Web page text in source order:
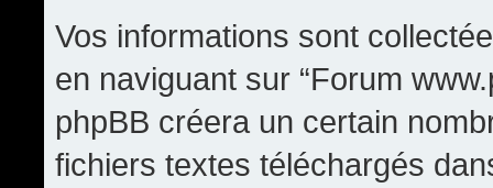
Vos informations sont
en naviguant sur “Forum
phpBB créera un certain
fichiers textes téléchargés